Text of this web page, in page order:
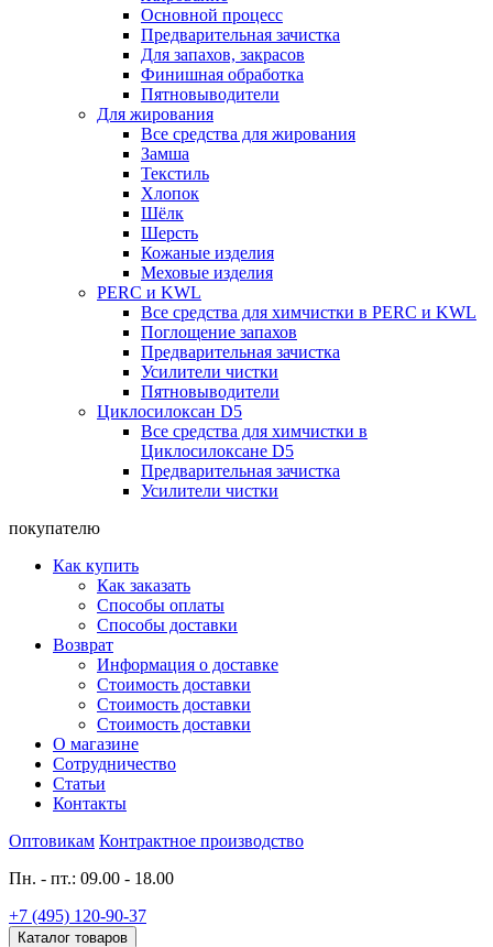
Основной процесс
Предварительная зачистка
Для запахов, закрасов
Финишная обработка
Пятновыводители
Для жирования
Все средства для жирования
Замша
Текстиль
Хлопок
Шёлк
Шерсть
Кожаные изделия
Меховые изделия
PERC и KWL
Все средства для химчистки в PERC и KWL
Поглощение запахов
Предварительная зачистка
Усилители чистки
Пятновыводители
Циклосилоксан D5
Все средства для химчистки в
Циклосилоксане D5
Предварительная зачистка
Усилители чистки
покупателю
Как купить
Как заказать
Способы оплаты
Способы доставки
Возврат
Информация о доставке
Стоимость доставки
Стоимость доставки
Стоимость доставки
О магазине
Сотрудничество
Статьи
Контакты
Оптовикам Контрактное производство
Пн. - пт.: 09.00 - 18.00
+7 (495) 120-90-37
Каталог товаров